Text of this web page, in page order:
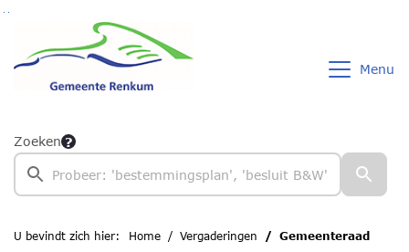
Ga naar de inhoud van deze pagina
Ga naar het zoeken
Ga naar het menu
Menu
Zoeken
U bevindt zich hier: Home Vergaderingen Gemeenteraad